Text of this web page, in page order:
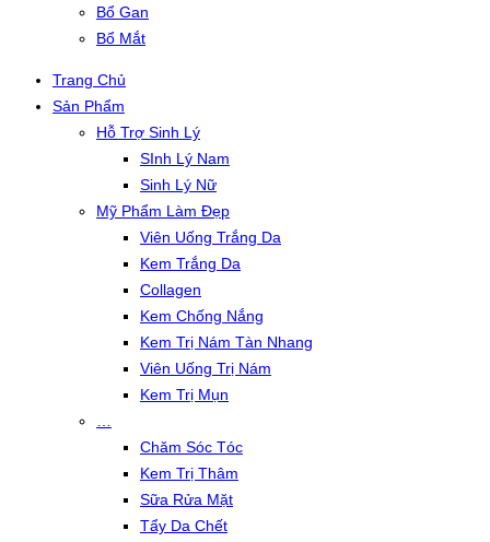
Bổ Gan
Bổ Mắt
Trang Chủ
Sản Phẩm
Hỗ Trợ Sinh Lý
SInh Lý Nam
Sinh Lý Nữ
Mỹ Phẩm Làm Đẹp
Viên Uống Trắng Da
Kem Trắng Da
Collagen
Kem Chống Nắng
Kem Trị Nám Tàn Nhang
Viên Uống Trị Nám
Kem Trị Mụn
Chăm Sóc Tóc
Kem Trị Thâm
Sữa Rửa Mặt
Tẩy Da Chết